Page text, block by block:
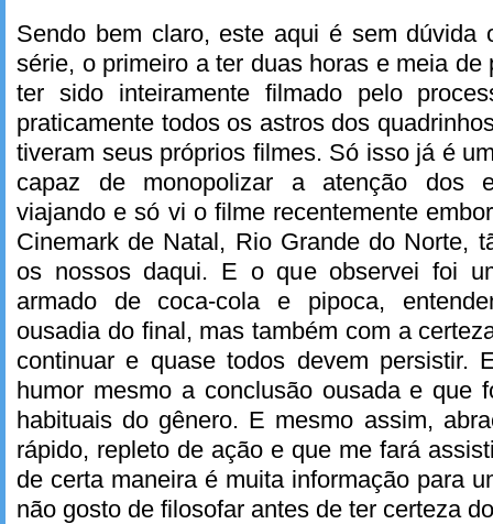
Sendo bem claro, este aqui é sem dúvida
série, o primeiro a ter duas horas e meia de
ter sido inteiramente filmado pelo
praticamente todos os astros dos
tiveram seus próprios filmes. Só isso já é
capaz de monopolizar a atenção dos
viajando e só vi o filme recentemente
Cinemark de Natal, Rio Grande do Norte,
os nossos daqui. E o que observei foi
armado de coca-cola e pipoca,
ousadia do final, mas também com a
continuar e quase todos devem persistir.
humor mesmo a conclusão ousada e que
habituais do gênero. E mesmo assim,
rápido, repleto de ação e que me fará
de certa maneira é muita informação para
não gosto de filosofar antes de ter certeza